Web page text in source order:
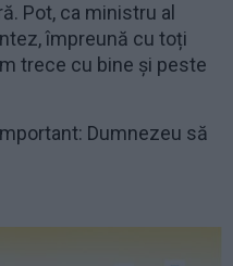
Pot, ca ministru al
împreună cu toți
trece cu bine și peste
Dumnezeu să